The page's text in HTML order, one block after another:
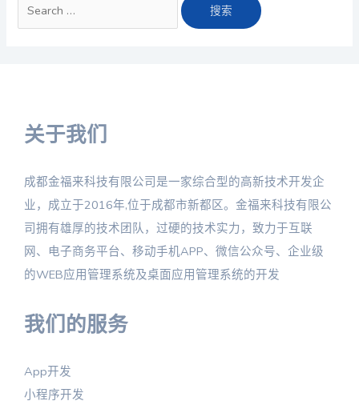
关于我们
成都金福来科技有限公司是一家综合型的高新技术开发企
业，成立于2016年,位于成都市新都区。金福来科技有限公
司拥有雄厚的技术团队，过硬的技术实力，致力于互联
网、电子商务平台、移动手机APP、微信公众号、企业级
的WEB应用管理系统及桌面应用管理系统的开发
我们的服务
App开发
小程序开发